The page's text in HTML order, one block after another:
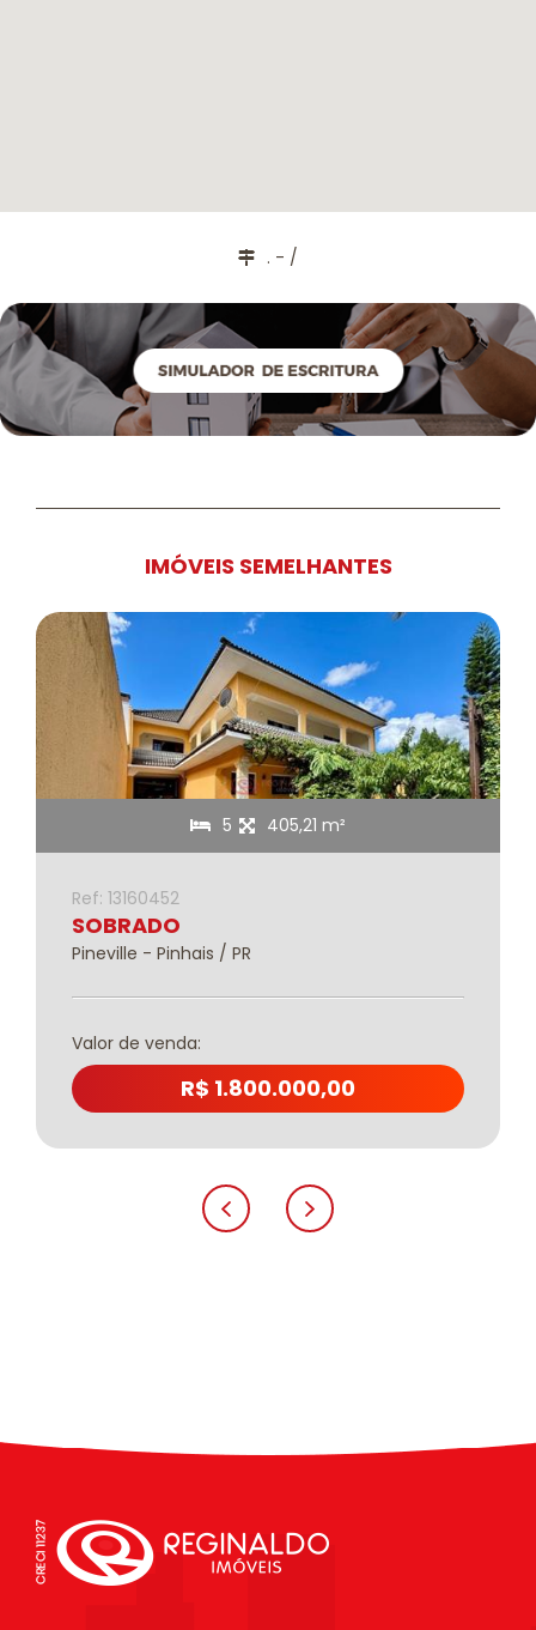
. - /
IMÓVEIS SEMELHANTES
5 405,21 m²
Ref: 13160452
SOBRADO
Pineville - Pinhais / PR
Valor de venda:
R$ 1.800.000,00